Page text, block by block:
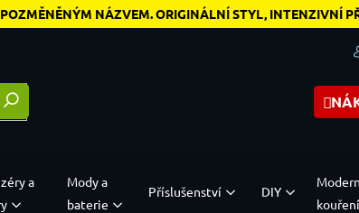
NÁZVEM. ORIGINÁLNÍ STYL, INTENZIVNÍ
a
Mody a
baterie
Příslušenství DIY
kouření